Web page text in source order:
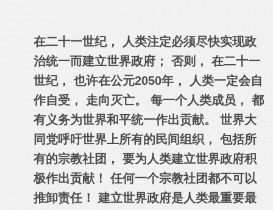
在二十一世纪， 人类注定必须尽快实现政
治统一而建立世界政府； 否则， 在二十一
世纪， 也许在公元2050年， 人类一定会自
作自受， 走向灭亡。 每一个人类成员， 都
有义务为世界和平统一作出贡献。 世界大
同党呼吁世界上所有的民间组织， 包括所
有的宗教社团， 要为人类建立世界政府积
极作出贡献！ 任何一个宗教社团都不可以
推卸责任！ 建立世界政府是人类最重要最